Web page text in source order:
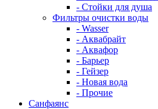
- Стойки для душа
Фильтры очистки воды
- Wasser
- Аквабрайт
- Аквафор
- Барьер
- Гейзер
- Новая вода
- Прочие
Санфаянс